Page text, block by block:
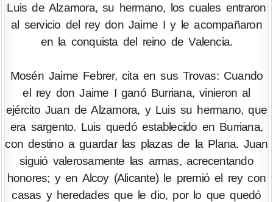
Luis de Alzamora, su hermano, los cuales entraron
al servicio del rey don Jaime I y le acompañaron
en la conquista del reino de Valencia.
Mosén Jaime Febrer, cita en sus Trovas: Cuando
el rey don Jaime I ganó Burriana, vinieron al
ejército Juan de Alzamora, y Luis su hermano, que
era sargento. Luis quedó establecido en Burriana,
con destino a guardar las plazas de la Plana. Juan
siguió valerosamente las armas, acrecentando
honores; y en Alcoy (Alicante) le premió el rey con
casas y heredades que le dio, por lo que quedó